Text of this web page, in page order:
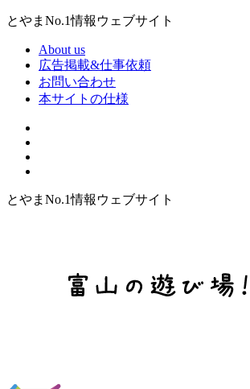
とやまNo.1情報ウェブサイト
About us
広告掲載&仕事依頼
お問い合わせ
本サイトの仕様
とやまNo.1情報ウェブサイト